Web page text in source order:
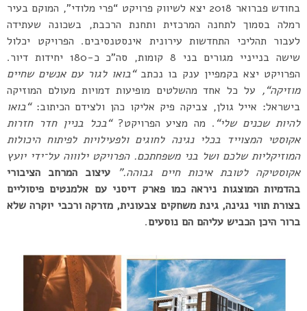
בחודש פברואר 2018 יצא לשיווק פרויקט “פרי מלודי”, המוקם בעיר
רמלה בסמוך לתחנה המרכזית ותחנת הרכבת, בשכונה שעתידה
לעבור תהליכי התחדשות עירונית אינסטנסיבים. הפרויקט יכלול
שישה בנייניי מגורים בני 8 קומות, סה”כ כ-180 יחידות דיור.
הפרויקט יצא בקמפיין ענק בו נכתב“בואו לגור עם אנשים שחיים
מוזיקה“, על כל אחד מהשלטים מופיעות דמויות מעולם המוזיקה
בישראל: אייל גולן, צביקה פיק אליקו כהן ולצידם הכיתוב:“בואו
להיות שכנים שלי“ . מה מציע הפרויקט?“בכל בניין חדר חזרות
אקוסטי המצוייד בכלי נגינה לחוגים ולפעילויות לפיתוח היכולות
המוזיקליות שלכם ושל בני משפחתכם. הפרויקט ילוווה על־ידי יועץ
אקוסטיקה לטובת איכות חיים גבוהה.
” עיצוב המרחב הציבורי
בהדמיות המוצגות ניראה כמו פארק דיסני עם אלמנטים פיסוליים
בצורת תווי נגינה, גינת משחקים צבעונית, מזרקה ורכבי יוקרה שלא
ברור היכן הכביש עליהם הם נוסעים.